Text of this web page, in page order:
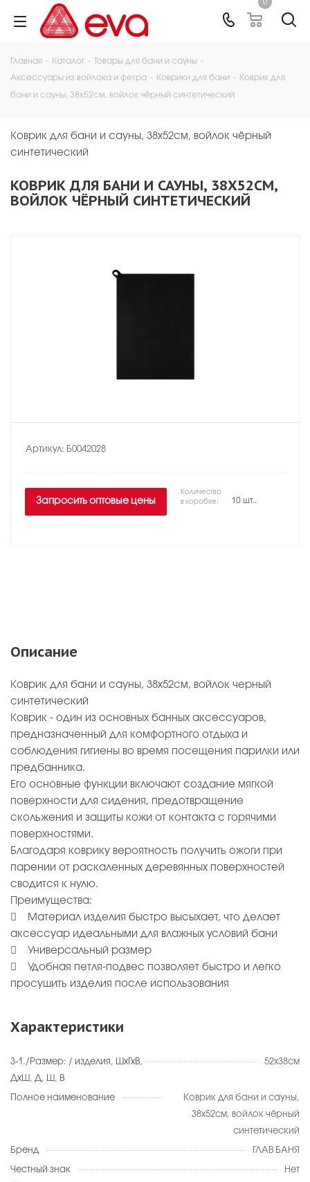
0
Главная - Каталог - Товары для бани и сауны -
Аксессуары из войлока и фетра - Коврики для бани - Коврик для
бани и сауны, 38х52см, войлок чёрный синтетический
Коврик для бани и сауны, 38х52см, войлок чёрный
синтетический
КОВРИК ДЛЯ БАНИ И САУНЫ, 38Х52СМ,
ВОЙЛОК ЧЁРНЫЙ СИНТЕТИЧЕСКИЙ
Артикул: Б0042028
Запросить оптовые цены
Количество
в коробке:
10 шт..
Описание
Коврик для бани и сауны, 38х52см, войлок черный
синтетический
Коврик - один из основных банных аксессуаров,
предназначенный для комфортного отдыха и
соблюдения гигиены во время посещения парилки или
предбанника.
Его основные функции включают создание мягкой
поверхности для сидения, предотвращение
скольжения и защиты кожи от контакта с горячими
поверхностями.
Благодаря коврику вероятность получить ожоги при
парении от раскаленных деревянных поверхностей
сводится к нулю.
Преимущества:
 Материал изделия быстро высыхает, что делает
аксессуар идеальными для влажных условий бани
 Универсальный размер
 Удобная петля-подвес позволяет быстро и легко
просушить изделия после использования
Характеристики
3-1./Размер: / изделия, ШхГхВ,
ДхШ, Д, Ш, В
52х38см
Полное наименование
Коврик для бани и сауны,
38х52см, войлок чёрный
синтетический
Бренд ГЛАВ БАНЯ
Честный знак Нет